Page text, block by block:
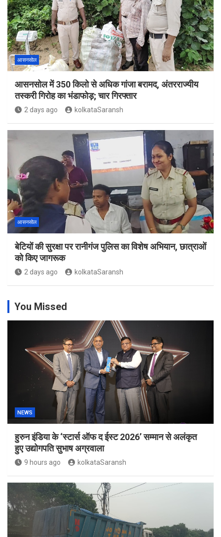
आसनसोल
आसनसोल में 350 किलो से अधिक गांजा बरामद, अंतरराज्यीय
तस्करी गिरोह का भंडाफोड़; चार गिरफ्तार
2 days ago kolkataSaransh
आसनसोल
बेटियों की सुरक्षा पर रानीगंज पुलिस का विशेष अभियान, छात्राओं
को किए जागरूक
2 days ago kolkataSaransh
You Missed
NEWS
हुरुन इंडिया के ‘स्टार्स ऑफ द ईस्ट 2026’ सम्मान से अलंकृत
हुए उद्योगपति सुभाष अग्रवाला
9 hours ago kolkataSaransh